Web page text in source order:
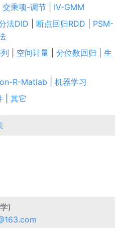
交乘项-调节| IV-GMM
法DID 断点回归RDD
PSM-
空间计量| 分位数回归
生
R-Matlab
机器学习
| 其它
)